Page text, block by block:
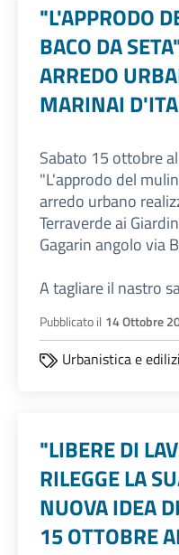
"L'APPRODO
BACO DA
ARREDO
MARINAI
Sabato 15 ottobre
"L'approdo del
arredo urbano
Terraverde ai
Gagarin angolo via
A tagliare il nastro
Pubblicato il 14 Ottobre
Urbanistica e
"LIBERE DI
RILEGGE LA
NUOVA IDEA
15 OTTOBRE